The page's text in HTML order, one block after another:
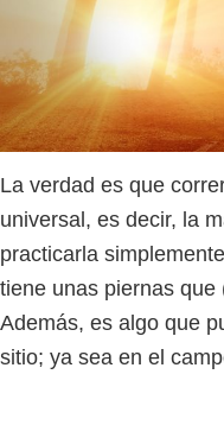
La verdad es que
universal, es decir, la
practicarla
tiene unas piernas
Además, es algo que
sitio; ya sea en el